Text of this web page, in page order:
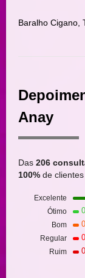
Baralho Cigano,
Anay
Das 206
100% de
Excelente
Ótimo 0
Bom 0
Regular 0
Ruim 0